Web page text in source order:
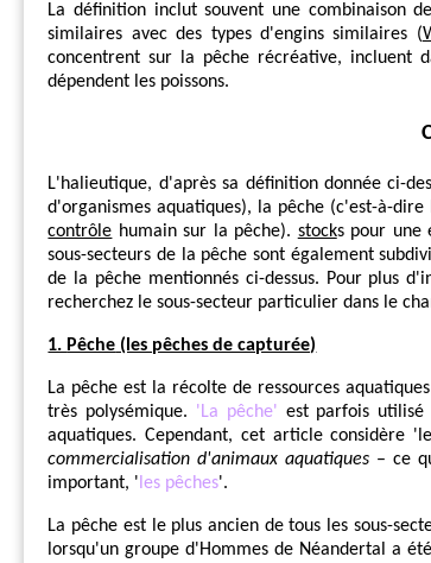
La définition inclut souvent une combinaison
similaires avec des types d'engins similaires (
concentrent sur la pêche récréative, incluent
dépendent les poissons.
L'halieutique, d'après sa définition donnée ci-
d'organismes aquatiques), la pêche (c'est-à-
contrôle humain sur la pêche). stocks pour une
sous-secteurs de la pêche sont également
de la pêche mentionnés ci-dessus. Pour plus
recherchez le sous-secteur particulier dans le
1. Pêche (les pêches de capturée)
La pêche est la récolte de ressources
très polysémique. 'La pêche' est parfois utilisé
aquatiques. Cependant, cet article considère
commercialisation d'animaux aquatiques – ce
important, ' les pêches'.
La pêche est le plus ancien de tous les sous-
lorsqu'un groupe d'Hommes de Néandertal a